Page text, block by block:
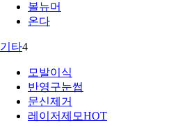
볼뉴머
온다
기타4
모발이식
반영구눈썹
문신제거
레이저제모HOT